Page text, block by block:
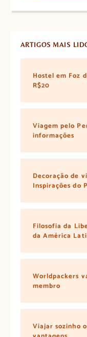
ARTIGOS MAIS
Hostel em Foz
R$20
Viagem pelo
informações
Decoração de
Inspirações do
Filosofia da
da América
Worldpackers
membro
Viajar sozinho